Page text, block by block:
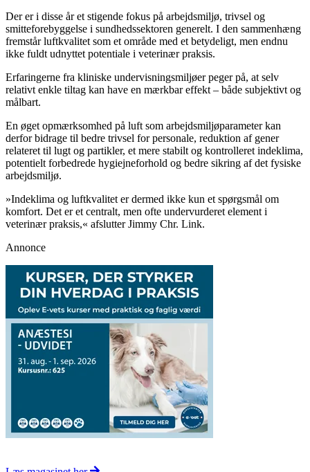
Der er i disse år et stigende fokus på arbejdsmiljø, trivsel og
smitteforebyggelse i sundhedssektoren generelt. I den sammenhæng
fremstår luftkvalitet som et område med et betydeligt, men endnu
ikke fuldt udnyttet potentiale i veterinær praksis.
Erfaringerne fra kliniske undervisningsmiljøer peger på, at selv
relativt enkle tiltag kan have en mærkbar effekt – både subjektivt og
målbart.
En øget opmærksomhed på luft som arbejdsmiljøparameter kan
derfor bidrage til bedre trivsel for personale, reduktion af gener
relateret til lugt og partikler, et mere stabilt og kontrolleret indeklima,
potentielt forbedrede hygiejneforhold og bedre sikring af det fysiske
arbejdsmiljø.
»Indeklima og luftkvalitet er dermed ikke kun et spørgsmål om
komfort. Det er et centralt, men ofte undervurderet element i
veterinær praksis,« afslutter Jimmy Chr. Link.
Annonce